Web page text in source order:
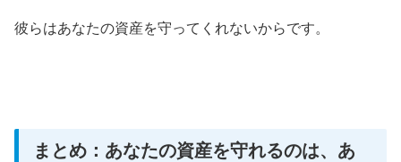
彼らはあなたの資産を守ってくれないからです。
まとめ：あなたの資産を守れるのは、あ